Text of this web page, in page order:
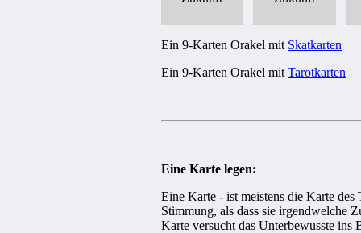
Ein 9-Karten Orakel mit Skatkarten
Ein 9-Karten Orakel mit Tarotkarten
Eine Karte legen:
Eine Karte - ist meistens die Karte des
Stimmung, als dass sie irgendwelche
Karte versucht das Unterbewusste ins